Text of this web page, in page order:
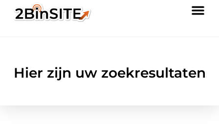
Hier zijn uw zoekresultaten